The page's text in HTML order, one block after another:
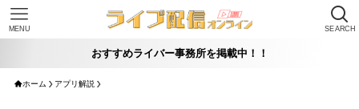
SEARCH
MENU
おすすめライバー事務所を掲載中！！
ホーム アプリ解説